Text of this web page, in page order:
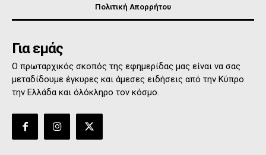
Πολιτική Απορρήτου
Για εμάς
Ο πρωταρχικός σκοπός της εφημερίδας μας είναι να σας
μεταδίδουμε έγκυρες και άμεσες ειδήσεις από την Κύπρο
την Ελλάδα και όλόκληρο τον κόσμο.